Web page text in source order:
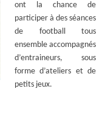
ont la chance de
participer à des séances
de football tous
ensemble accompagnés
d’entraineurs, sous
forme d’ateliers et de
petits jeux.